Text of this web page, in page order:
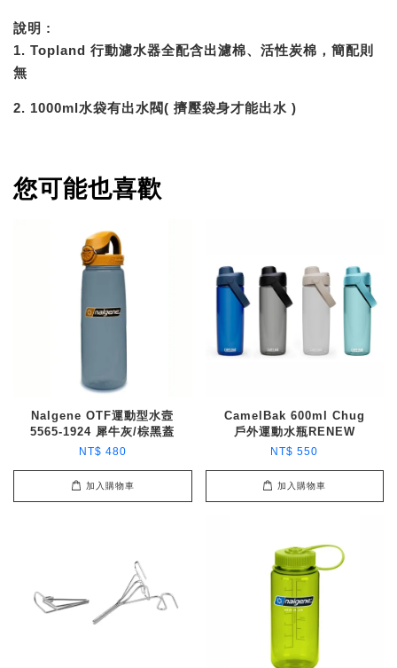
說明 :
1. Topland 行動濾水器全配含出濾棉、活性炭棉，簡配則
無
2. 1000ml水袋有出水閥( 擠壓袋身才能出水 )
您可能也喜歡
Nalgene OTF運動型水壼
5565-1924 犀牛灰/棕黑蓋
NT$ 480
加入購物車
CamelBak 600ml Chug
戶外運動水瓶RENEW
NT$ 550
加入購物車